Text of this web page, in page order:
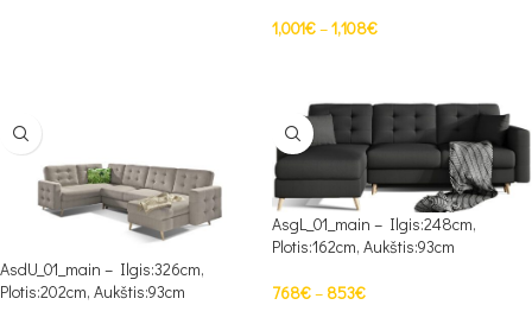
1,001€–1,108€
AsdU_01_main – Ilgis:326cm,
Plotis:202cm, Aukštis:93cm
AsgL_01_main – Ilgis:248cm,
Plotis:162cm, Aukštis:93cm
768€– 853€